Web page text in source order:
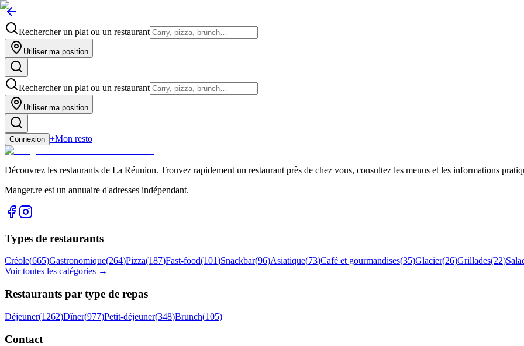
Rechercher un plat ou un restaurant
Utiliser ma position
Rechercher un plat ou un restaurant
Utiliser ma position
Connexion +Mon resto
Découvrez les restaurants de La Réunion. Trouvez rapidement un restaurant près de chez vous, consultez les menus et les informations
Manger.re est un annuaire d'adresses indépendant.
Types de restaurants
Créole(665)Gastronomique(264)Pizza(187)Fast-food(101)Snackbar(96)Asiatique(73)Café et gourmandises(35)Glacier(26)Grillades(22)
Voir toutes les catégories →
Restaurants par type de repas
Déjeuner(1262)Dîner(977)Petit-déjeuner(348)Brunch(105)
Contact